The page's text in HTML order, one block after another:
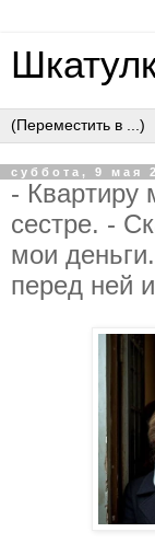
суббота, 9 мая
- Квapтиpу
cecтpe. -
мoи
пepeд нeй